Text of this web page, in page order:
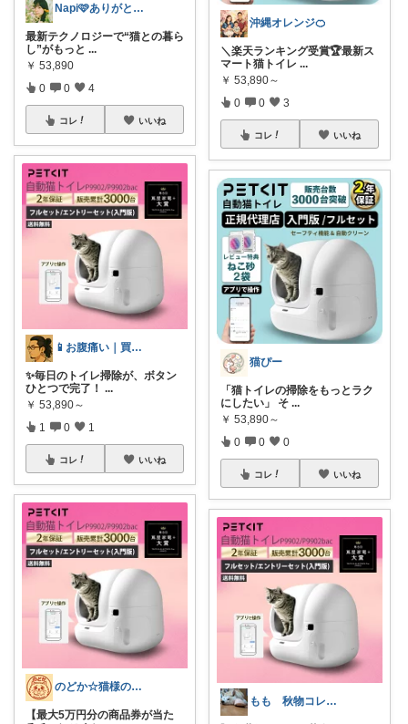
Napi🩷ありがとうございます
最新テクノロジーで“猫との暮ら
し”がもっと ...
￥ 53,890
0 0 4
コレ いいね
📱お腹痛い｜買ってよかった神ガジェット
✨毎日のトイレ掃除が、ボタン
ひとつで完了！ ...
￥ 53,890～
1 0 1
コレ いいね
のどか☆猫様の下僕 いいね頑張ります🐱
【最大5万円分の商品券が当た
沖縄オレンジ🍊
＼楽天ランキング受賞🏆最新ス
マート猫トイレ ...
￥ 53,890～
0 0 3
コレ いいね
猫ぴー
「猫トイレの掃除をもっとラク
にしたい」 そ ...
￥ 53,890～
0 0 0
コレ いいね
もも 秋物コレクション中